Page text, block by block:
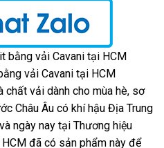
vải Cavani tại HCM
vải dành cho mùa hè, sơ
Châu Âu có khí hậu Địa Trung
ngày nay tại Thương hiệu
đã có sản phẩm này để